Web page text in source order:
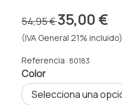
54,95 €35,00 €
(IVA General 21% incluido)
Referencia: 80183
Color